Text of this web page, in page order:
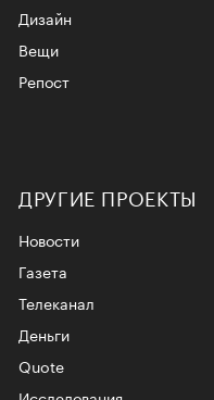
Дизайн
Вещи
Репост
ДРУГИЕ ПРОЕКТЫ
Новости
Газета
Телеканал
Деньги
Quote